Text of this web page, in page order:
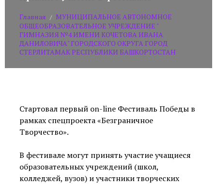
Главная / МУНИЦИПАЛЬНОЕ АВТОНОМНОЕ
ОБЩЕОБРАЗОВАТЕЛЬНОЕ УЧРЕЖДЕНИЕ "
ГИМНАЗИЯ №4 ИМЕНИ КОЧЕТОВА ИВАНА
ДАНИЛОВИЧА" ГОРОДСКОГО ОКРУГА ГОРОД
СТЕРЛИТАМАК РЕСПУБЛИКИ БАШКОРТОСТАН
Стартовал первый on-line Фестиваль Победы в
рамках спецпроекта «Безграничное
Творчество».
В фестивале могут принять участие учащиеся
образовательных учреждений (школ,
колледжей, вузов) и участники творческих